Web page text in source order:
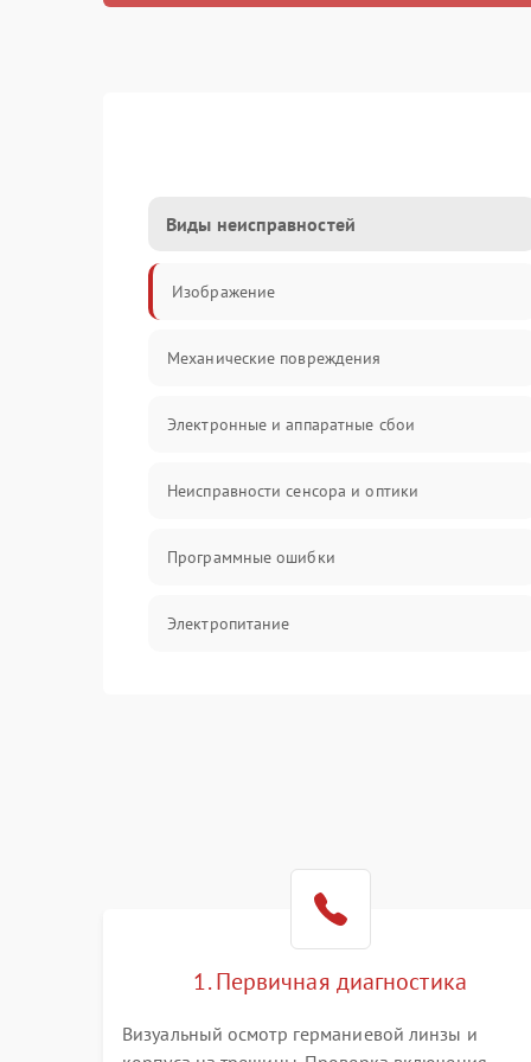
Виды неисправностей
Изображение
Механические повреждения
Электронные и аппаратные сбои
Неисправности сенсора и оптики
Программные ошибки
Электропитание
Температурные проблемы
Сбои коммуникаций и интерфейсов
1. Первичная диагностика
Визуальный осмотр германиевой линзы и